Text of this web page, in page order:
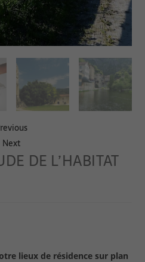
Next
DE L’HABITAT
lieux de résidence sur plan